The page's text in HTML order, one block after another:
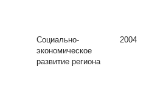
Социально-
экономическое
развитие региона
2004